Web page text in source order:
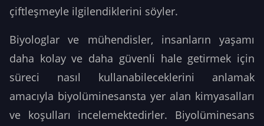
çiftleşmeyle ilgilendiklerini söyler.
Biyologlar ve mühendisler, insanların yaşamı
daha kolay ve daha güvenli hale getirmek için
süreci nasıl kullanabileceklerini anlamak
amacıyla biyolüminesansta yer alan kimyasalları
ve koşulları incelemektedirler. Biyolüminesans